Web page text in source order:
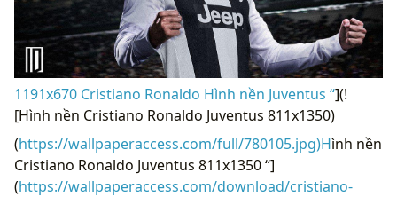
1191x670 Cristiano Ronaldo Hình nền Juventus “](!
[Hình nền Cristiano Ronaldo Juventus 811x1350)
(https://wallpaperaccess.com/full/780105.jpg)Hình nền
Cristiano Ronaldo Juventus 811x1350 “]
(https://wallpaperaccess.com/download/cristiano-